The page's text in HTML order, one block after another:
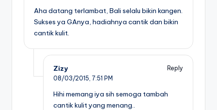
Aha datang terlambat, Bali selalu bikin kangen.
Sukses ya GAnya, hadiahnya cantik dan bikin
cantik kulit.
Zizy
Reply
08/03/2015, 7:51 PM
Hihi memang iya sih semoga tambah
cantik kulit yang menang..